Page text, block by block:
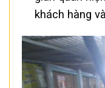
khách hàng